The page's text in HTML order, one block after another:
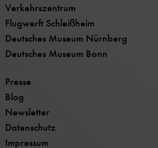
Verkehrszentrum
Flugwerft Schleißheim
Deutsches Museum Nürnberg
Deutsches Museum Bonn
Presse
Blog
Newsletter
Datenschutz
Impressum